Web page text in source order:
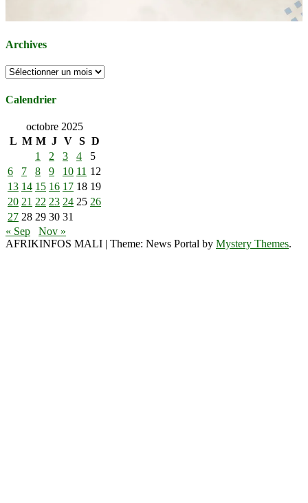
Archives
Archives
Calendrier
octobre 2025
L M M J V S D
1
2 3 4
5
6
7 8 9 10 11 12
13 14 15 16 17 18 19
20 21 22 23 24 25 26
27 28 29 30 31
« Sep
Nov »
AFRIKINFOS MALI | Theme: News Portal by Mystery Themes.